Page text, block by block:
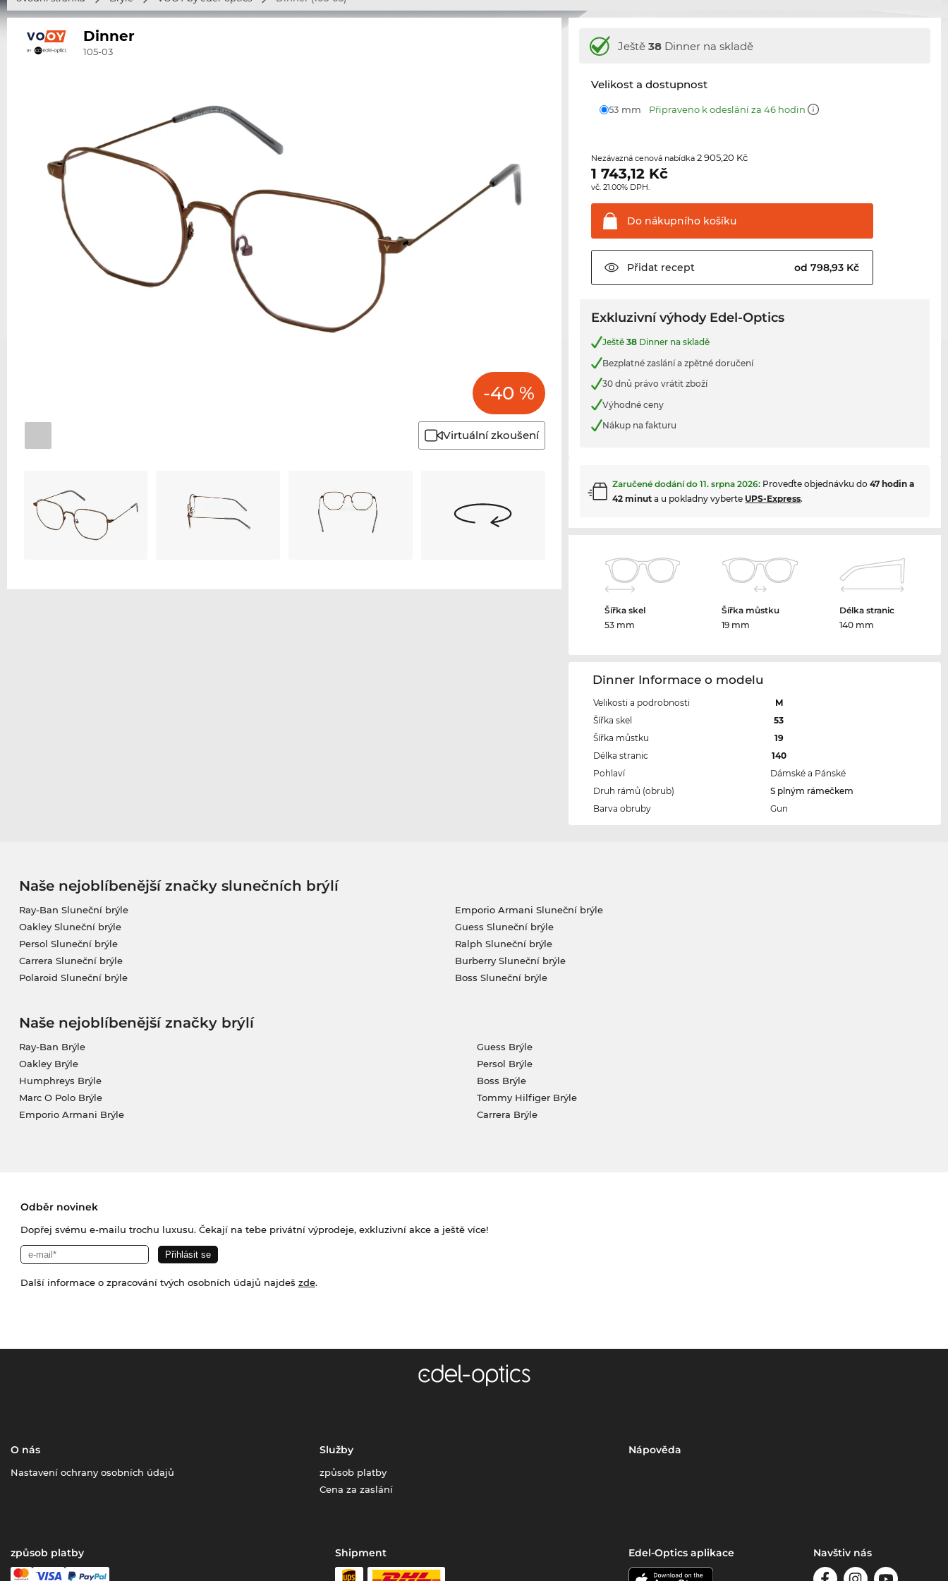
Dinner
105-03
-40 %
Virtuální zkoušení
Ještě38 Dinner na skladě
Velikost a dostupnost
53 mm Připraveno k odeslání za 46 hodin
Nezávazná cenová nabídka2 905,20 Kč
1 743,12 Kč
vč. 21.00% DPH.
Do nákupního košíku
Přidat recept od 798,93 Kč
Exkluzivní výhody Edel-Optics
Ještě38 Dinner na skladě
Bezplatné zaslání a zpětné doručení
30 dnů právo vrátit zboží
Výhodné ceny
Nákup na fakturu
Zaručené dodání do11. srpna 2026: Proveďte objednávku do47 hodin a
42 minut a u pokladny vyberte UPS-Express.
Šířka skel
53 mm
Šířka můstku
19 mm
Délka stranic
140 mm
Dinner Informace o modelu
Velikosti a podrobnosti
M
Šířka skel
53
Šířka můstku
19
Délka stranic
140
Pohlaví
Dámské a Pánské
Druh rámů (obrub)
S plným rámečkem
Barva obruby
Gun
Naše nejoblíbenější značky slunečních brýlí
Ray-Ban Sluneční brýle
Oakley Sluneční brýle
Persol Sluneční brýle
Carrera Sluneční brýle
Polaroid Sluneční brýle
Emporio Armani Sluneční brýle
Guess Sluneční brýle
Ralph Sluneční brýle
Burberry Sluneční brýle
Boss Sluneční brýle
Naše nejoblíbenější značky brýlí
Ray-Ban Brýle
Oakley Brýle
Humphreys Brýle
Marc O Polo Brýle
Emporio Armani Brýle
Guess Brýle
Persol Brýle
Boss Brýle
Tommy Hilfiger Brýle
Carrera Brýle
Odběr novinek
Dopřej svému e-mailu trochu luxusu. Čekají na tebe privátní výprodeje, exkluzivní akce a ještě více!
Další informace o zpracování tvých osobních údajů najdeš zde.
O nás
Nastavení ochrany osobních údajů
Služby
způsob platby
Cena za zaslání
Nápověda
způsob platby Shipment Edel-Optics aplikace Navštiv nás